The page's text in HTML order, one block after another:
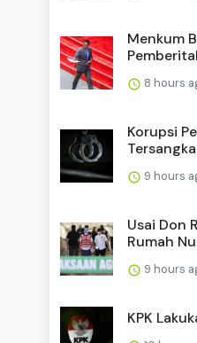
Menkum
8 hours
Korupsi
9 hours
Usai Don
Rumah
9 hours
KPK